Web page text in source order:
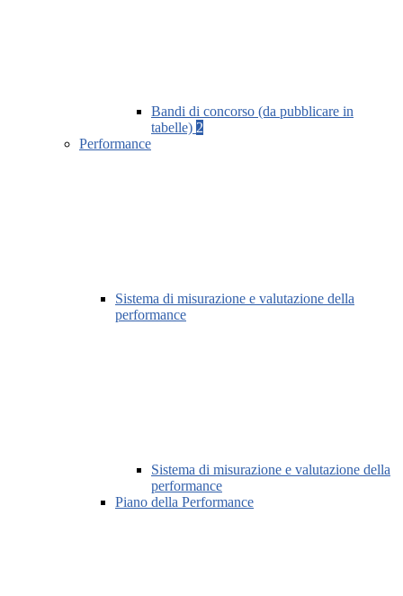
Bandi di concorso (da pubblicare in
tabelle) 2
Performance
Sistema di misurazione e valutazione della
performance
Sistema di misurazione e valutazione della
performance
Piano della Performance